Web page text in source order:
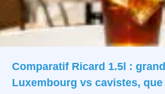
Comparatif Ricard 1.5l :
Luxembourg vs cavistes,